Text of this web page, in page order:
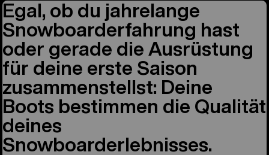
Egal, ob du jahrelange
Snowboarderfahrung hast
oder gerade die Ausrüstung
für deine erste Saison
zusammenstellst: Deine
Boots bestimmen die Qualität
deines
Snowboarderlebnisses.